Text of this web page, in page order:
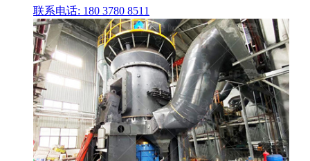
联系电话: 180 3780 8511